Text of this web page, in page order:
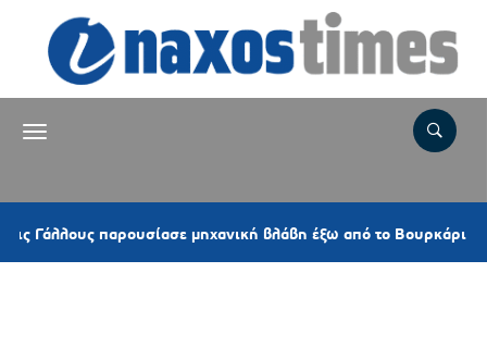
παρουσίασε μηχανική βλάβη έξω από το Βουρκάρι 8